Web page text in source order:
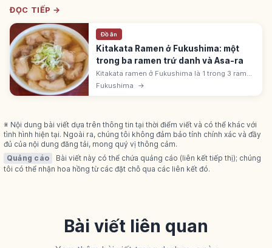
ĐỌC TIẾP →
Đồ ăn
Kitakata Ramen ở Fukushima: một
trong ba ramen trứ danh và Asa-ra
Kitakata ramen ở Fukushima là 1 trong 3 ramen
trứ danh Nhật Bản (cùng Sapporo, Hakata). Sợi
Fukushima →
※ Nội dung bài viết dựa trên thông tin tại thời điểm viết và có thể khác với
tình hình hiện tại. Ngoài ra, chúng tôi không đảm bảo tính chính xác và đầy
đủ của nội dung đăng tải, mong quý vị thông cảm.
Quảng cáo
Bài viết này có thể chứa quảng cáo (liên kết tiếp thị); chúng
tôi có thể nhận hoa hồng từ các đặt chỗ qua các liên kết đó.
Bài viết liên quan